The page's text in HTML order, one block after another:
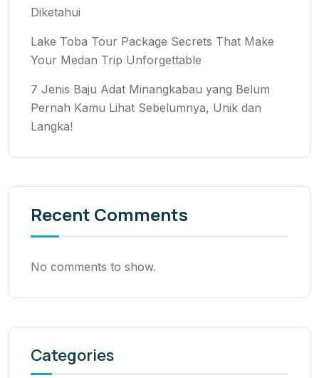
Diketahui
Lake Toba Tour Package Secrets That Make
Your Medan Trip Unforgettable
7 Jenis Baju Adat Minangkabau yang Belum
Pernah Kamu Lihat Sebelumnya, Unik dan
Langka!
Recent Comments
No comments to show.
Categories